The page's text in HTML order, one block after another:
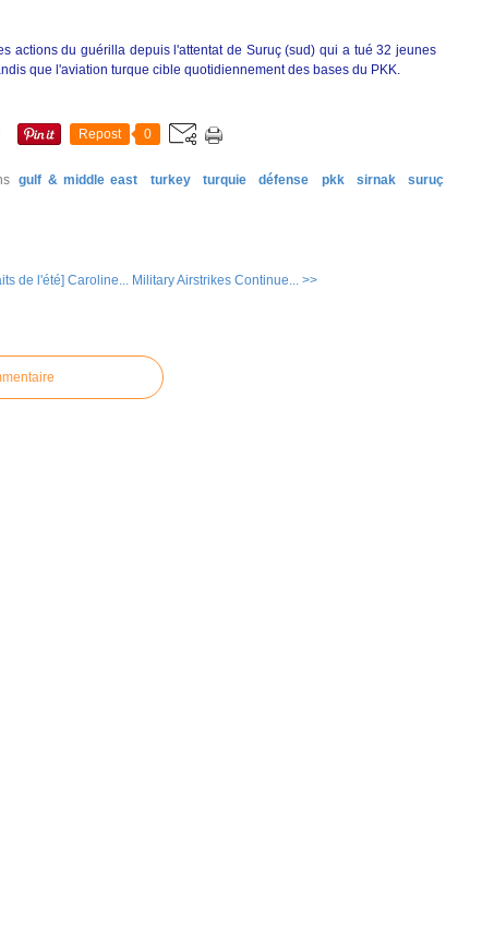
actions du guérilla depuis l'attentat de Suruç (sud) qui a tué 32 jeunes
que l'aviation turque cible quotidiennement des bases du PKK.
Repost 0
gulf & middle east turkey turquie défense pkk sirnak
suruç
de l'été] Caroline... Military Airstrikes Continue... >>